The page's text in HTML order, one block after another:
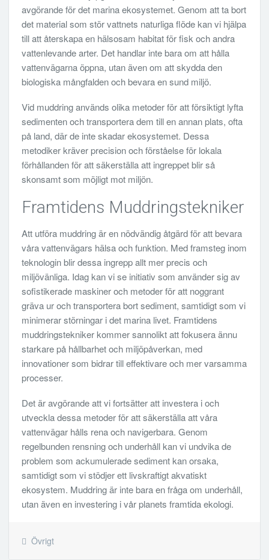
avgörande för det marina ekosystemet. Genom att ta bort
det material som stör vattnets naturliga flöde kan vi hjälpa
till att återskapa en hälsosam habitat för fisk och andra
vattenlevande arter. Det handlar inte bara om att hålla
vattenvägarna öppna, utan även om att skydda den
biologiska mångfalden och bevara en sund miljö.
Vid muddring används olika metoder för att försiktigt lyfta
sedimenten och transportera dem till en annan plats, ofta
på land, där de inte skadar ekosystemet. Dessa
metodiker kräver precision och förståelse för lokala
förhållanden för att säkerställa att ingreppet blir så
skonsamt som möjligt mot miljön.
Framtidens Muddringstekniker
Att utföra muddring är en nödvändig åtgärd för att bevara
våra vattenvägars hälsa och funktion. Med framsteg inom
teknologin blir dessa ingrepp allt mer precis och
miljövänliga. Idag kan vi se initiativ som använder sig av
sofistikerade maskiner och metoder för att noggrant
gräva ur och transportera bort sediment, samtidigt som vi
minimerar störningar i det marina livet. Framtidens
muddringstekniker kommer sannolikt att fokusera ännu
starkare på hållbarhet och miljöpåverkan, med
innovationer som bidrar till effektivare och mer varsamma
processer.
Det är avgörande att vi fortsätter att investera i och
utveckla dessa metoder för att säkerställa att våra
vattenvägar hålls rena och navigerbara. Genom
regelbunden rensning och underhåll kan vi undvika de
problem som ackumulerade sediment kan orsaka,
samtidigt som vi stödjer ett livskraftigt akvatiskt
ekosystem. Muddring är inte bara en fråga om underhåll,
utan även en investering i vår planets framtida ekologi.
Övrigt